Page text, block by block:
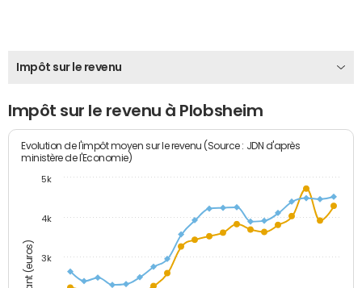
Impôt sur le revenu
Impôt sur le revenu à Plobsheim
Evolution de l'impôt moyen sur le revenu (Source : JDN d'après
ministère de l'Economie)
3k
4k
5k